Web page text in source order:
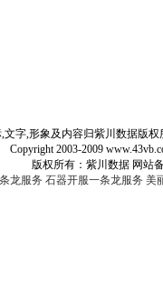
字,形象及内容归紫川数据版权
2003-2009 www.43vb.com
：紫川数据 网站备案登
龙服务 石器开服一条龙服务 美